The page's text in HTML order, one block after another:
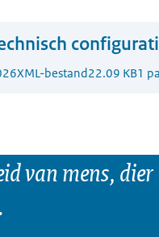
XML-bestand22.09 KB1
van mens, dier